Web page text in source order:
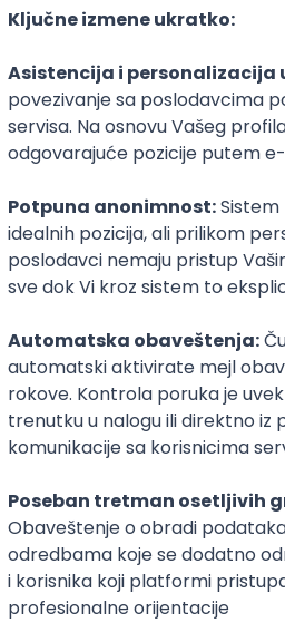
Osnovne
Zidar
građevina, geodezija